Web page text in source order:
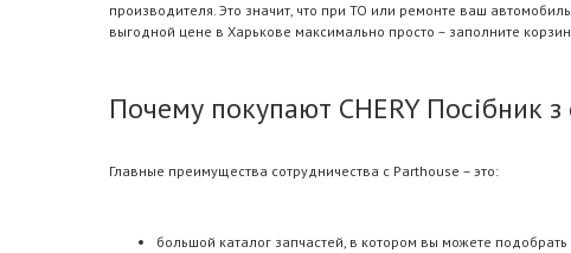
производителя. Это значит, что при ТО или ремонте ваш
выгодной цене в Харькове максимально просто – заполните
Почему покупают CHERY Посібник з
Главные преимущества сотрудничества с Parthouse – это:
большой каталог запчастей, в котором вы можете подобрать